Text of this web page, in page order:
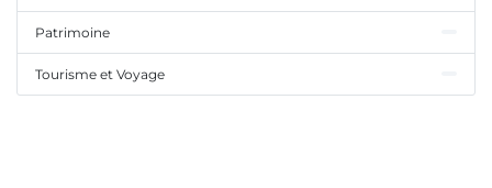
Patrimoine
Tourisme et Voyage